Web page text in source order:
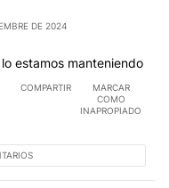
DE 2024
estamos manteniendo
COMPARTIR
MARCAR
COMO
INAPROPIADO